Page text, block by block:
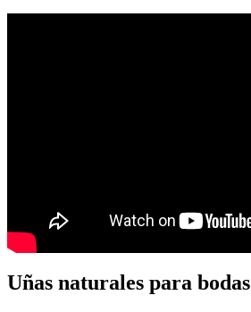
Uñas naturales para bodas